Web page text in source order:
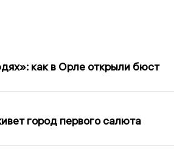
как в Орле открыли бюст
город первого салюта